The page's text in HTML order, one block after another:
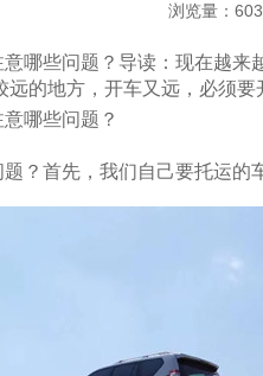
浏览量：
哪些问题？导读：现在越
的地方，开车又远，必须要
哪些问题？
？首先，我们自己要托运的